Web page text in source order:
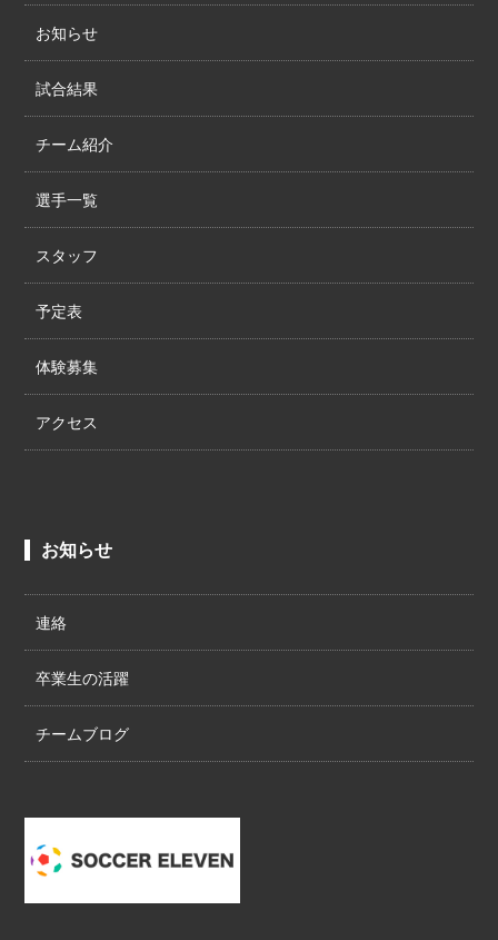
お知らせ
試合結果
チーム紹介
選手一覧
スタッフ
予定表
体験募集
アクセス
お知らせ
連絡
卒業生の活躍
チームブログ